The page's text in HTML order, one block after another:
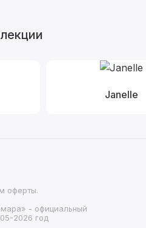
Janelle
оферты.
- официальный
2026 год